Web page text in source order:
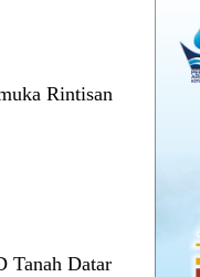
Rintisan
Tanah Datar